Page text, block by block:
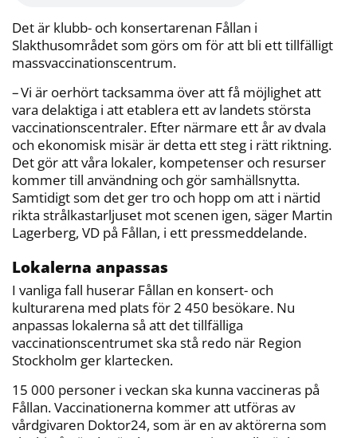
k k
Det är klubb- och konsertarenan Fållan i
Slakthusområdet som görs om för att bli ett tillfälligt
massvaccinationscentrum.
– Vi är oerhört tacksamma över att få möjlighet att
vara delaktiga i att etablera ett av landets största
vaccinationscentraler. Efter närmare ett år av dvala
och ekonomisk misär är detta ett steg i rätt riktning.
Det gör att våra lokaler, kompetenser och resurser
kommer till användning och gör samhällsnytta.
Samtidigt som det ger tro och hopp om att i närtid
rikta strålkastarljuset mot scenen igen, säger Martin
Lagerberg, VD på Fållan, i ett pressmeddelande.
Lokalerna anpassas
I vanliga fall huserar Fållan en konsert- och
kulturarena med plats för 2 450 besökare. Nu
anpassas lokalerna så att det tillfälliga
vaccinationscentrumet ska stå redo när Region
Stockholm ger klartecken.
15 000 personer i veckan ska kunna vaccineras på
Fållan. Vaccinationerna kommer att utföras av
vårdgivaren Doktor24, som är en av aktörerna som